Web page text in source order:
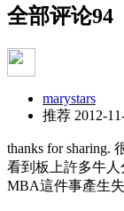
全部评论94
marystars
推荐 2012-
thanks for sharing.
看到板上許多牛
MBA這件事產生